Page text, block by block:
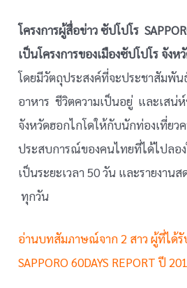
คุณ Patarapan Kasachhp
คุณ Pattaramon Nokyoo
คุณ Piyawan Wongvasu
คุณ Poonyavee
คุณ Prangphisut Daengdej
คุณ Sirada Sirijindaphan
โครงการผู้สื่อข่าว ซัปโปโร
เป็นโครงการของเมืองซัปโปโร จังห
โดยมีวัตถุประสงค์ที่จะประชาสัมพัน
อาหาร ชีวิตความเป็นอยู่ และเสน่ห์
จังหวัดฮอกไกโดให้กับนักท่องเที่ย
ประสบการณ์ของคนไทยที่ได้ไปลอง
เป็นระยะเวลา 50 วัน และรายงาน
ทุกวัน
อ่านบทสัมภาษณ์จาก 2 สาว ผู้ที่ได้รั
SAPPORO 60DAYS REPORT ปี